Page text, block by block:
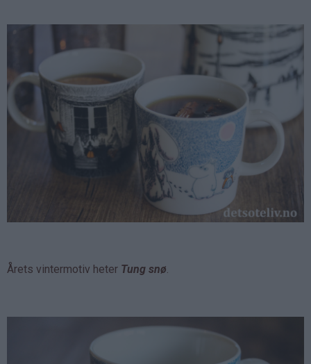
Årets vintermotiv heter Tung snø.